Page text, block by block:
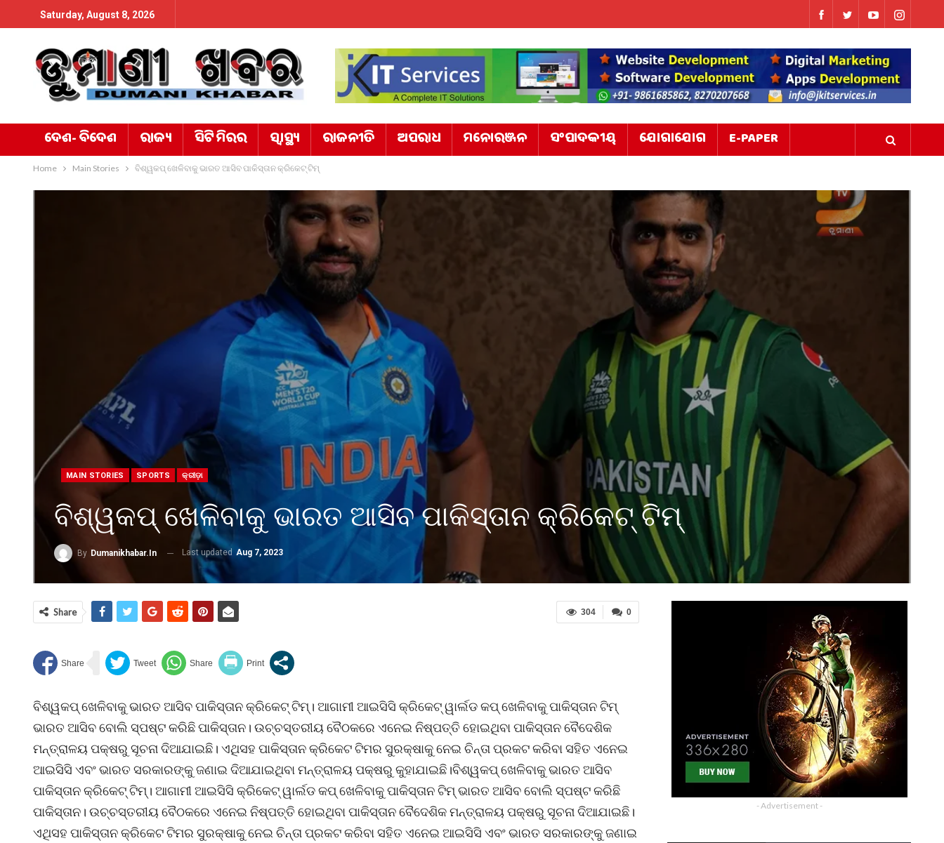
Saturday, August 8, 2026
ଦେଶ- ବିଦେଶ ରାଜ୍ୟ ସିଟି ମିରର ସ୍ୱାସ୍ଥ୍ୟ ରାଜନୀତି ଅପରାଧ ମନୋରଞ୍ଜନ ସଂପାଦକୀୟ ଯୋଗାଯୋଗ E-PAPER
Home Main Stories ବିଶ୍ୱକପ୍ ଖେଳିବାକୁ ଭାରତ ଆସିବ ପାକିସ୍ତାନ କ୍ରିକେଟ୍ ଟିମ୍
MAIN STORIES SPORTS କ୍ରୀଡ଼ା
ବିଶ୍ୱକପ୍ ଖେଳିବାକୁ ଭାରତ ଆସିବ ପାକିସ୍ତାନ କ୍ରିକେଟ୍ ଟିମ୍
By Dumanikhabar.in Last updated Aug 7, 2023
0
304
Share
ବିଶ୍ୱକପ୍ ଖେଳିବାକୁ ଭାରତ ଆସିବ ପାକିସ୍ତାନ କ୍ରିକେଟ୍ ଟିମ୍। ଆଗାମୀ ଆଇସିସି କ୍ରିକେଟ୍ ୱାର୍ଲଡ କପ୍ ଖେଳିବାକୁ ପାକିସ୍ତାନ ଟିମ୍
ଭାରତ ଆସିବ ବୋଲି ସ୍ପଷ୍ଟ କରିଛି ପାକିସ୍ତାନ। ଉଚ୍ଚସ୍ତରୀୟ ବୈଠକରେ ଏନେଇ ନିଷ୍ପତ୍ତି ହୋଇଥିବା ପାକିସ୍ତାନ ବୈଦେଶିକ
ମନ୍ତ୍ରାଳୟ ପକ୍ଷରୁ ସୂଚନା ଦିଆଯାଇଛି। ଏଥିସହ ପାକିସ୍ତାନ କ୍ରିକେଟ ଟିମର ସୁରକ୍ଷାକୁ ନେଇ ଚିନ୍ତା ପ୍ରକଟ କରିବା ସହିତ ଏନେଇ
ଆଇସିସି ଏବଂ ଭାରତ ସରକାରଙ୍କୁ ଜଣାଇ ଦିଆଯାଇଥିବା ମନ୍ତ୍ରାଳୟ ପକ୍ଷରୁ କୁହାଯାଇଛି।ବିଶ୍ୱକପ୍ ଖେଳିବାକୁ ଭାରତ ଆସିବ
ପାକିସ୍ତାନ କ୍ରିକେଟ୍ ଟିମ୍। ଆଗାମୀ ଆଇସିସି କ୍ରିକେଟ୍ ୱାର୍ଲଡ କପ୍ ଖେଳିବାକୁ ପାକିସ୍ତାନ ଟିମ୍ ଭାରତ ଆସିବ ବୋଲି ସ୍ପଷ୍ଟ କରିଛି
ପାକିସ୍ତାନ। ଉଚ୍ଚସ୍ତରୀୟ ବୈଠକରେ ଏନେଇ ନିଷ୍ପତ୍ତି ହୋଇଥିବା ପାକିସ୍ତାନ ବୈଦେଶିକ ମନ୍ତ୍ରାଳୟ ପକ୍ଷରୁ ସୂଚନା ଦିଆଯାଇଛି।
ଏଥିସହ ପାକିସ୍ତାନ କ୍ରିକେଟ ଟିମର ସୁରକ୍ଷାକୁ ନେଇ ଚିନ୍ତା ପ୍ରକଟ କରିବା ସହିତ ଏନେଇ ଆଇସିସି ଏବଂ ଭାରତ ସରକାରଙ୍କୁ ଜଣାଇ
- Advertisement -